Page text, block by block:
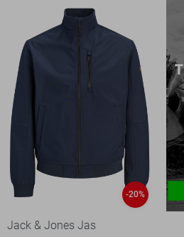
-20%
Jack & Jones Jas